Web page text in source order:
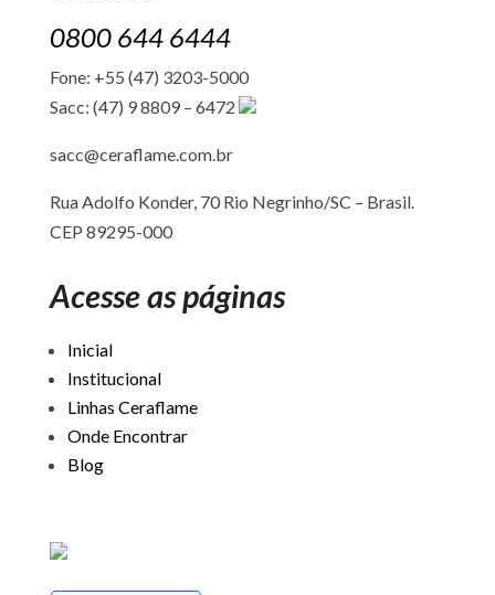
0800 644 6444
Fone: +55 (47) 3203-5000
Sacc: (47) 9 8809 – 6472
sacc@ceraflame.com.br
Rua Adolfo Konder, 70 Rio Negrinho/SC – Brasil.
CEP 89295-000
Acesse as páginas
Inicial
Institucional
Linhas Ceraflame
Onde Encontrar
Blog